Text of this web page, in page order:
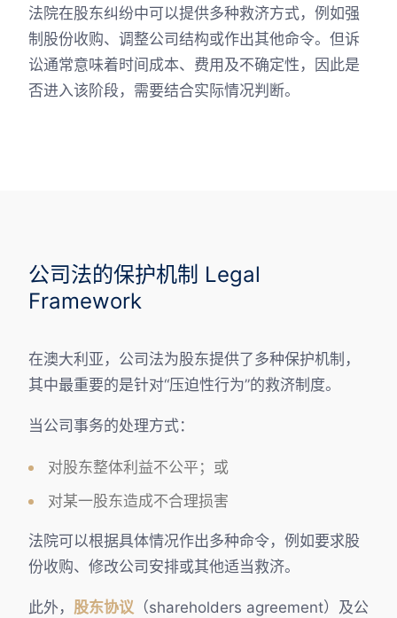
法院在股东纠纷中可以提供多种救济方式，例如强
制股份收购、调整公司结构或作出其他命令。但诉
讼通常意味着时间成本、费用及不确定性，因此是
否进入该阶段，需要结合实际情况判断。
公司法的保护机制 Legal
Framework
在澳大利亚，公司法为股东提供了多种保护机制，
其中最重要的是针对“压迫性行为”的救济制度。
当公司事务的处理方式：
对股东整体利益不公平；或
对某一股东造成不合理损害
法院可以根据具体情况作出多种命令，例如要求股
份收购、修改公司安排或其他适当救济。
此外， 股东协议 （shareholders agreement）及公